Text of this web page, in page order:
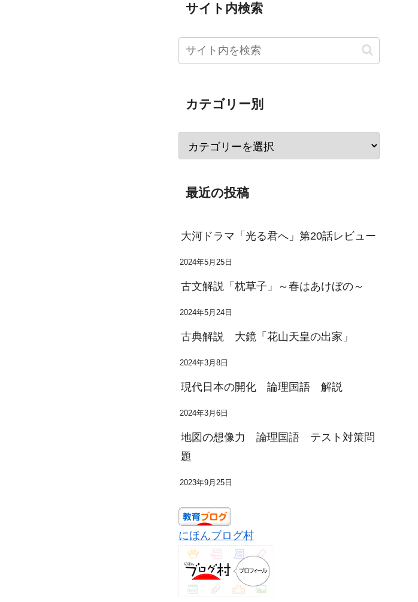
サイト内検索
カテゴリー別
最近の投稿
大河ドラマ「光る君へ」第20話レビュー
2024年5月25日
古文解説「枕草子」～春はあけぼの～
2024年5月24日
古典解説 大鏡「花山天皇の出家」
2024年3月8日
現代日本の開化 論理国語 解説
2024年3月6日
地図の想像力 論理国語 テスト対策問
題
2023年9月25日
にほんブログ村